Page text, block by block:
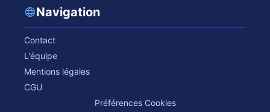
Navigation
Contact
L'équipe
Mentions légales
CGU
Préférences Cookies